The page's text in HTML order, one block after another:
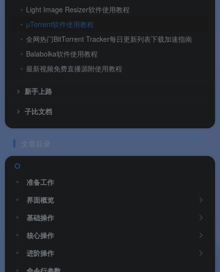
Light Image Resizer软件使用教程
µTorrent软件使用教程
全网热门BitTorrent Tracker每日更新列表下载加速指南
Balabolka软件使用教程
最新视频免费直播源附使用教程
新手上路
子比文档
文章目录
准备工作
界面概览
基础操作
核心操作
进阶操作